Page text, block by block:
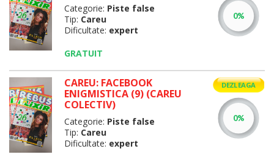
Categorie: Piste false
Tip: Careu
Dificultate: expert
GRATUIT
CAREU: FACEBOOK
ENIGMISTICA (9) (CAREU
COLECTIV)
Categorie: Piste false
Tip: Careu
Dificultate: expert
DEZLEAGA